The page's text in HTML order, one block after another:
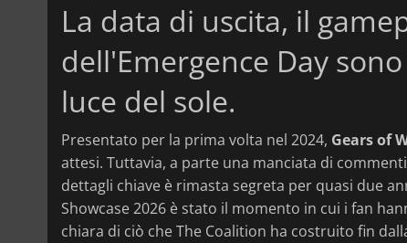
La data di uscita, il
dell'Emergence Day
luce del sole.
Presentato per la prima volta nel 2024, Gears of
attesi. Tuttavia, a parte una manciata di
dettagli chiave è rimasta segreta per quasi due
Showcase 2026 è stato il momento in cui i fan
chiara di ciò che The Coalition ha costruito fin